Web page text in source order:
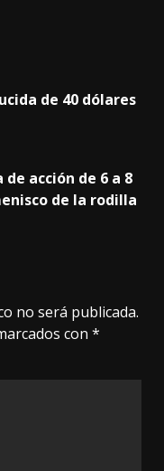
de 40 dólares
acción de 6 a 8
de la rodilla
no será publicada.
con *